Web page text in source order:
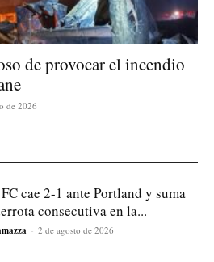
de provocar el incendio
de 2026
cae 2-1 ante Portland y suma
consecutiva en la...
- 2 de agosto de 2026